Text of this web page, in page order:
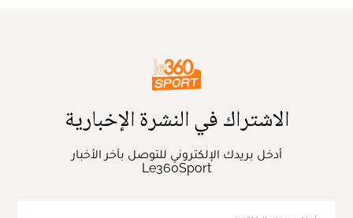
الاشتراك في النشرة الإخبارية
أدخل بريدك الإلكتروني للتوصل بآخر الأخبار
Le360Sport